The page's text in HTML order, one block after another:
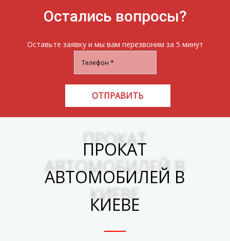
Остались вопросы?
Оставьте заявку и мы вам перезвоним за 5 минут
ОТПРАВИТЬ
ПРОКАТ
АВТОМОБИЛЕЙ В
КИЕВЕ